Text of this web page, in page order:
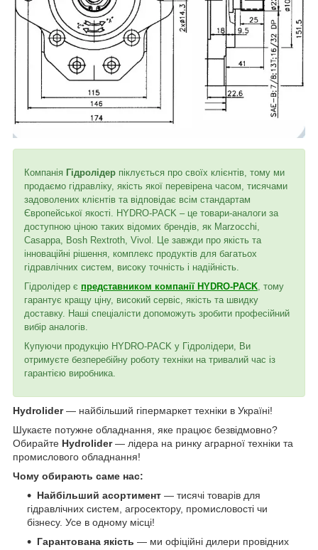
Компанія Гідролідер піклується про своїх клієнтів, тому ми
продаємо гідравліку, якість якої перевірена часом, тисячами
задоволених клієнтів та відповідає всім стандартам
Європейської якості. HYDRO-PACK – це товари-аналоги за
доступною ціною таких відомих брендів, як Marzocchi,
Casappa, Bosh Rextroth, Vivol. Це завжди про якість та
інноваційні рішення, комплекс продуктів для багатьох
гідравлічних систем, високу точність і надійність.
Гідролідер є представником компанії HYDRO-PACK, тому
гарантує кращу ціну, високий сервіс, якість та швидку
доставку. Наші спеціалісти допоможуть зробити професійний
вибір аналогів.
Купуючи продукцію HYDRO-PACK у Гідролідери, Ви
отримуєте безперебійну роботу техніки на тривалий час із
гарантією виробника.
Hydrolider— найбільший гіпермаркет техніки в Україні!
Шукаєте потужне обладнання, яке працює безвідмовно?
Обирайте Hydrolider— лідера на ринку аграрної техніки та
промислового обладнання!
Чому обирають саме нас:
Найбільший асортимент — тисячі товарів для
гідравлічних систем, агросектору, промисловості чи
бізнесу. Усе в одному місці!
Гарантована якість — ми офіційні дилери провідних